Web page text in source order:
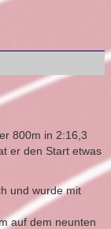
800m in 2:16,3
er den Start etwas
und wurde mit
auf dem neunten